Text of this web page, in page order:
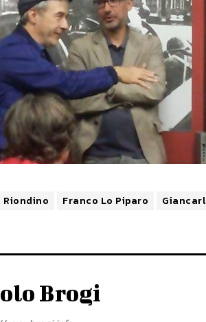
Riondino Franco Lo Piparo
Brogi